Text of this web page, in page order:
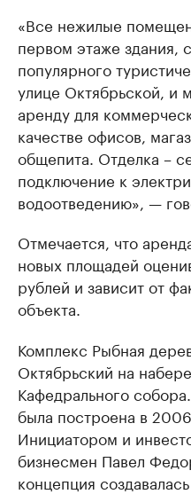
«Все нежилые
первом этаже здания,
популярного
улице Октябрьской, и
аренду для
качестве офисов,
общепита. Отделка –
подключение к
водоотведению», —
Отмечается, что
новых площадей
рублей и зависит от
объекта.
Комплекс Рыбная
Октябрьский на
Кафедрального
была построена в
Инициатором и
бизнесмен Павел
концепция